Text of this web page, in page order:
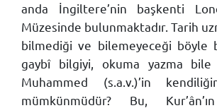
anda İngiltere’nin başkenti
Müzesinde bulunmaktadır. Tarih
bilmediği ve bilemeyeceği böyle
gaybî bilgiyi, okuma yazma bile
Muhammed (s.a.v.)’in
mümkünmüdür? Bu,